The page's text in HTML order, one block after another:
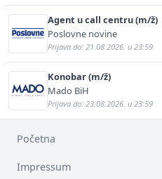
Agent u call centru (m/ž)
Poslovne novine
Prijava do: 21.08.2026. u 23:59
Konobar (m/ž)
Mado BiH
Prijava do: 23.08.2026. u 23:59
Početna
Impressum